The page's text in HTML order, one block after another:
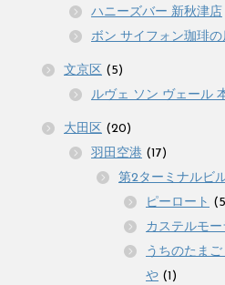
ハニーズバー 新秋津店
ボン サイフォン珈琲の
文京区 (5)
ルヴェ ソン ヴェール
大田区 (20)
羽田空港 (17)
第2ターミナルビ
ピーロート
カステルモ
うちのたま
や (1)